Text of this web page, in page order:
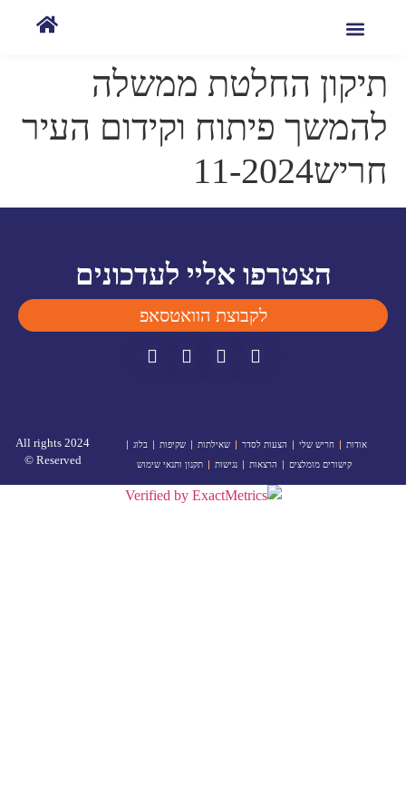
תיקון החלטת ממשלה
להמשך פיתוח וקידום העיר
חריש11-2024
הצטרפו אליי לעדכונים
לקבוצת הוואטסאפ
אודות חריש שלי הצעות לסדר שאילתות שקיפות
בלוג
קישורים מומלצים
הרצאות נגישות תקנון ותנאי שימוש
2024 All rights
Reserved ©